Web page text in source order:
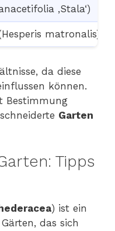
‚Stala‘)
matronalis)
da diese
können.
Bestimmung
Garten
Tipps
) ist ein
das sich